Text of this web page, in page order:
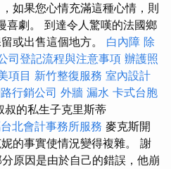
如果您心情充滿這種心情，則
喜劇。 到達令人驚嘆的法國鄉
或出售這個地方。 白內障 除
司登記流程與注意事項 辦護照
項目 新竹整復服務 室內設計
行銷公司 外牆 漏水 卡式台胞
叔的私生子克里斯蒂
北會計事務所服務 麥克斯開
的事實使情況變得複雜。 謝
原因是由於自己的錯誤，他崩